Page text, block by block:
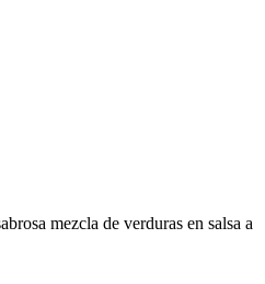
mezcla de verduras en salsa a